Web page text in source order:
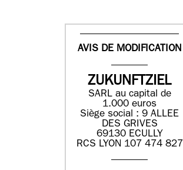
AVIS DE MODIFICATION
ZUKUNFTZIEL
SARL au capital de
1.000 euros
Siège social : 9 ALLEE
DES GRIVES
69130 ECULLY
RCS LYON 107 474 827